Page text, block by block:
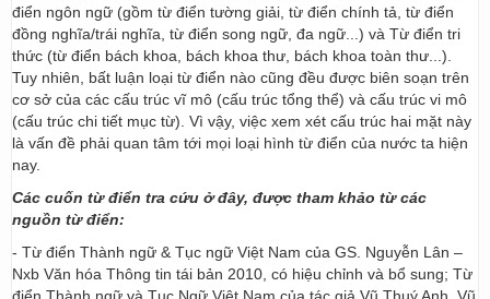
điển ngôn ngữ (gồm từ điển tường giải, từ điển chính tả, từ điển
đồng nghĩa/trái nghĩa, từ điển song ngữ, đa ngữ...) và Từ điển tri
thức (từ điển bách khoa, bách khoa thư, bách khoa toàn thư...).
Tuy nhiên, bất luận loại từ điển nào cũng đều được biên soạn trên
cơ sở của các cấu trúc vĩ mô (cấu trúc tổng thể) và cấu trúc vi mô
(cấu trúc chi tiết mục từ). Vì vậy, việc xem xét cấu trúc hai mặt này
là vấn đề phải quan tâm tới mọi loại hình từ điển của nước ta hiện
nay.
Các cuốn từ điển tra cứu ở đây, được tham khảo từ các
nguồn từ điển:
- Từ điển Thành ngữ & Tục ngữ Việt Nam của GS. Nguyễn Lân –
Nxb Văn hóa Thông tin tái bản 2010, có hiệu chỉnh và bổ sung; Từ